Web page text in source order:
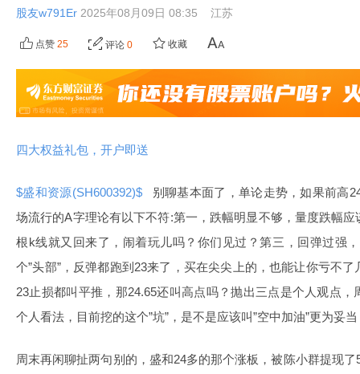
股友w791Er 2025年08月09日 08:35 江苏
点赞 25 评论 0 收藏
四大权益礼包，开户即送
$盛和资源(SH600392)$
别聊基本面了，单论走势，如果前高
场流行的A字理论有以下不符:第一，跌幅明显不够，量度跌幅
根k线就又回来了，闹着玩儿吗？你们见过？第三，回弹过强
个”头部”，反弹都跑到23来了，买在尖尖上的，也能让你亏不
23止损都叫平推，那24.65还叫高点吗？抛出三点是个人观点
个人看法，目前挖的这个”坑”，是不是应该叫”空中加油”更为妥
周末再闲聊扯两句别的，盛和24多的那个涨板，被陈小群提现